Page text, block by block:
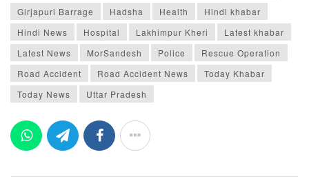
Girjapuri Barrage
Hadsha Health
Hindi khabar
Hindi News
Hospital Lakhimpur Kheri
Latest khabar
Latest News
MorSandesh Police
Rescue Operation
Road Accident
Road Accident News
Today Khabar
Today News
Uttar Pradesh